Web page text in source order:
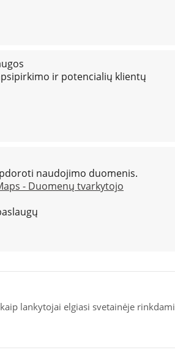
ir potencialių klientų
naudojimo duomenis.
- Duomenų tvarkytojo
lankytojai elgiasi svetainėje rinkdami